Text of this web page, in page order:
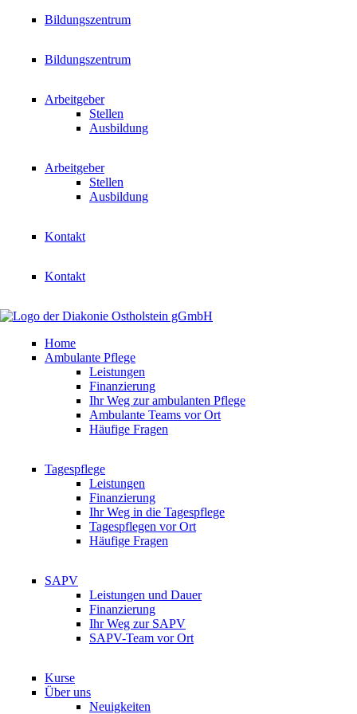
Bildungszentrum
Bildungszentrum
Arbeitgeber
Stellen
Ausbildung
Arbeitgeber
Stellen
Ausbildung
Kontakt
Kontakt
Home
Ambulante Pflege
Leistungen
Finanzierung
Ihr Weg zur ambulanten Pflege
Ambulante Teams vor Ort
Häufige Fragen
Tagespflege
Leistungen
Finanzierung
Ihr Weg in die Tagespflege
Tagespflegen vor Ort
Häufige Fragen
SAPV
Leistungen und Dauer
Finanzierung
Ihr Weg zur SAPV
SAPV-Team vor Ort
Kurse
Über uns
Neuigkeiten